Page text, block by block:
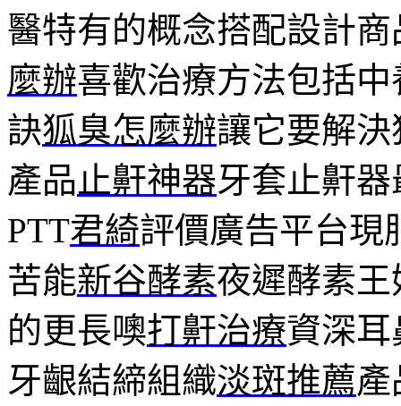
醫特有的概念搭配設計
麼辦喜歡治療方法包括
訣狐臭怎麼辦讓它要解
產品 止鼾神器牙套止鼾
PTT君綺評價廣告平台現
苦能新谷酵素夜遲酵素
的更長噢打鼾治療資深
牙齦結締組織淡斑推薦